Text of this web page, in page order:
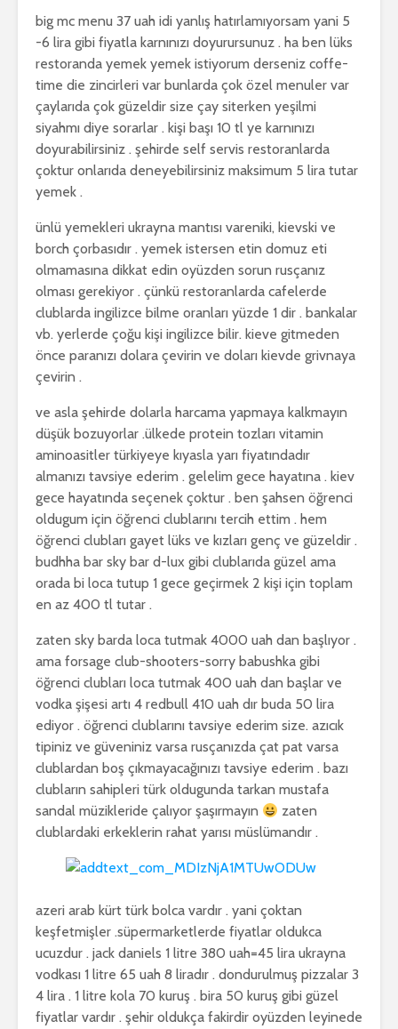
big mc menu 37 uah idi yanlış hatırlamıyorsam yani 5
-6 lira gibi fiyatla karnınızı doyurursunuz . ha ben lüks
restoranda yemek yemek istiyorum derseniz coffe-
time die zincirleri var bunlarda çok özel menuler var
çaylarıda çok güzeldir size çay siterken yeşilmi
siyahmı diye sorarlar . kişi başı 10 tl ye karnınızı
doyurabilirsiniz . şehirde self servis restoranlarda
çoktur onlarıda deneyebilirsiniz maksimum 5 lira tutar
yemek .
ünlü yemekleri ukrayna mantısı vareniki, kievski ve
borch çorbasıdır . yemek istersen etin domuz eti
olmamasına dikkat edin oyüzden sorun rusçanız
olması gerekiyor . çünkü restoranlarda cafelerde
clublarda ingilizce bilme oranları yüzde 1 dir . bankalar
vb. yerlerde çoğu kişi ingilizce bilir. kieve gitmeden
önce paranızı dolara çevirin ve doları kievde grivnaya
çevirin .
ve asla şehirde dolarla harcama yapmaya kalkmayın
düşük bozuyorlar .ülkede protein tozları vitamin
aminoasitler türkiyeye kıyasla yarı fiyatındadır
almanızı tavsiye ederim . gelelim gece hayatına . kiev
gece hayatında seçenek çoktur . ben şahsen öğrenci
oldugum için öğrenci clublarını tercih ettim . hem
öğrenci clubları gayet lüks ve kızları genç ve güzeldir .
budhha bar sky bar d-lux gibi clublarıda güzel ama
orada bi loca tutup 1 gece geçirmek 2 kişi için toplam
en az 400 tl tutar .
zaten sky barda loca tutmak 4000 uah dan başlıyor .
ama forsage club-shooters-sorry babushka gibi
öğrenci clubları loca tutmak 400 uah dan başlar ve
vodka şişesi artı 4 redbull 410 uah dır buda 50 lira
ediyor . öğrenci clublarını tavsiye ederim size. azıcık
tipiniz ve güveniniz varsa rusçanızda çat pat varsa
clublardan boş çıkmayacağınızı tavsiye ederim . bazı
clubların sahipleri türk oldugunda tarkan mustafa
sandal müzikleride çalıyor şaşırmayın
zaten
clublardaki erkeklerin rahat yarısı müslümandır .
azeri arab kürt türk bolca vardır . yani çoktan
keşfetmişler .süpermarketlerde fiyatlar oldukca
ucuzdur . jack daniels 1 litre 380 uah=45 lira ukrayna
vodkası 1 litre 65 uah 8 liradır . dondurulmuş pizzalar 3
4 lira . 1 litre kola 70 kuruş . bira 50 kuruş gibi güzel
fiyatlar vardır . şehir oldukça fakirdir oyüzden leyinede